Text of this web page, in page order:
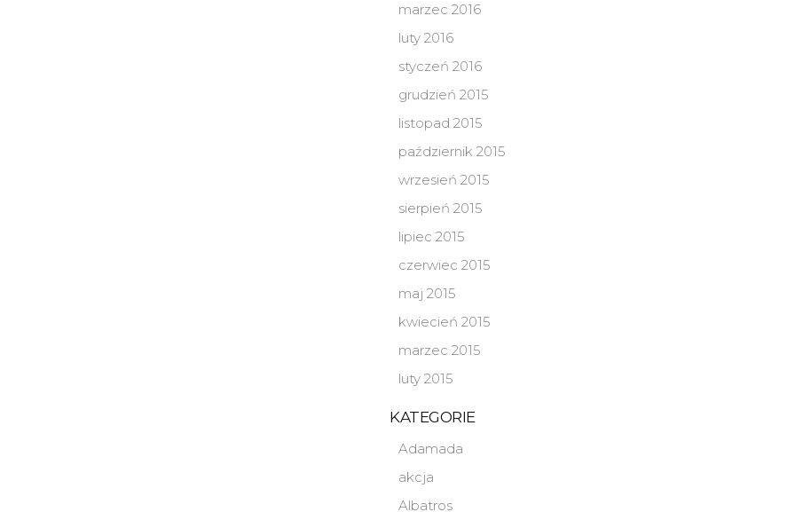
marzec 2016
luty 2016
styczeń 2016
grudzień 2015
listopad 2015
październik 2015
wrzesień 2015
sierpień 2015
lipiec 2015
czerwiec 2015
maj 2015
kwiecień 2015
marzec 2015
luty 2015
KATEGORIE
Adamada
akcja
Albatros